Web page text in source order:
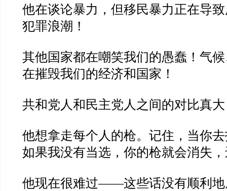
他在谈论暴力，但移民暴力正在导
犯罪浪潮！
其他国家都在嘲笑我们的愚蠢！气
在摧毁我们的经济和国家！
共和党人和民主党人之间的对比真
他想拿走每个人的枪。记住，当你
如果我没有当选，你的枪就会消失
他现在很难过——这些话没有顺利地